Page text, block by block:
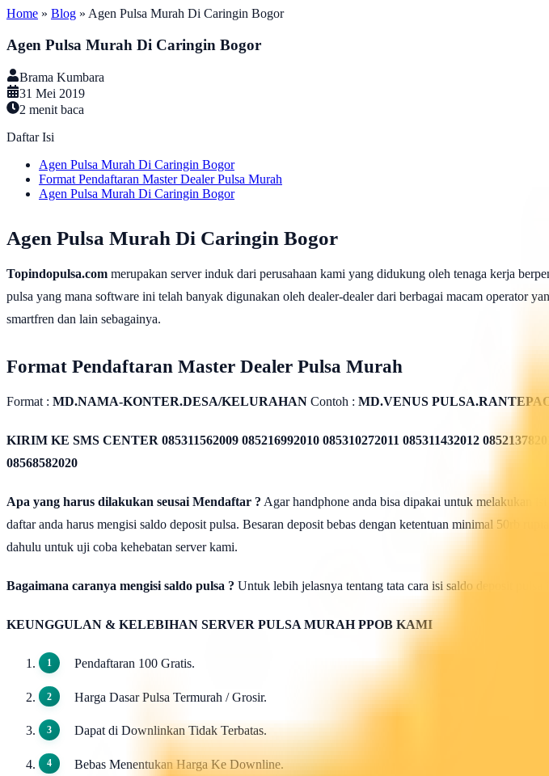
Home » Blog » Agen Pulsa Murah Di Caringin Bogor
Agen Pulsa Murah Di Caringin Bogor
Brama Kumbara
31 Mei 2019
2 menit baca
Daftar Isi
Agen Pulsa Murah Di Caringin Bogor
Format Pendaftaran Master Dealer Pulsa Murah
Agen Pulsa Murah Di Caringin Bogor
Agen Pulsa Murah Di Caringin Bogor
Topindopulsa.com merupakan server induk dari perusahaan kami yang didukung oleh tenaga kerja
pulsa yang mana software ini telah banyak digunakan oleh dealer-dealer dari berbagai macam operator
smartfren dan lain sebagainya.
Format Pendaftaran Master Dealer Pulsa Murah
Format : MD.NAMA-KONTER.DESA/KELURAHAN Contoh : MD.VENUS
KIRIM KE SMS CENTER 085311562009 085216992010 085310272011 085311432012
08568582020
Apa yang harus dilakukan seusai Mendaftar ? Agar handphone anda bisa dipakai untuk melakukan
daftar anda harus mengisi saldo deposit pulsa. Besaran deposit bebas dengan ketentuan minimal 50rb
dahulu untuk uji coba kehebatan server kami.
Bagaimana caranya mengisi saldo pulsa ? Untuk lebih jelasnya tentang tata cara isi saldo deposit
KEUNGGULAN & KELEBIHAN SERVER PULSA MURAH PPOB KAMI
Pendaftaran 100 Gratis.
Harga Dasar Pulsa Termurah / Grosir.
Dapat di Downlinkan Tidak Terbatas.
Bebas Menentukan Harga Ke Downline.